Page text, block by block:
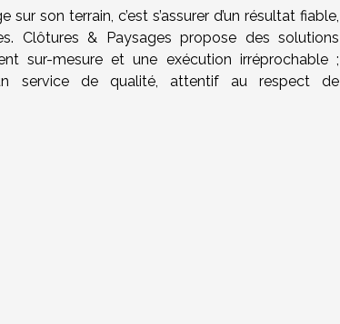
son terrain, c’est s’assurer d’un résultat fiable,
Clôtures & Paysages propose des solutions
sur-mesure et une exécution irréprochable ;
service de qualité, attentif au respect de